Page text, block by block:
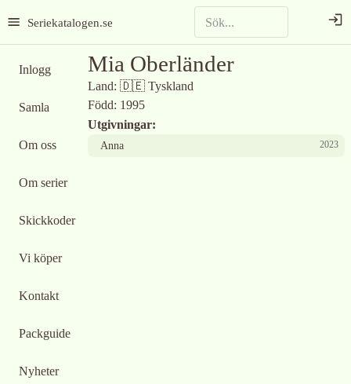
Seriekatalogen.se
Inlogg
Samla
Om oss
Om serier
Skickkoder
Vi köper
Kontakt
Packguide
Nyheter
Mia Oberländer
Land: 🇩🇪 Tyskland
Född: 1995
Utgivningar:
Anna 2023